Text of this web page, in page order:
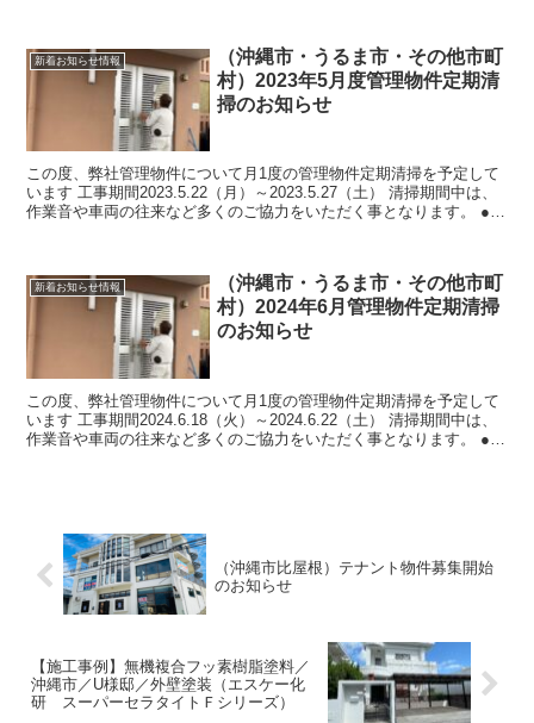
新着お知らせ情報
（沖縄市・うるま市・その他市町
村）2023年5月度管理物件定期清
掃のお知らせ
この度、弊社管理物件について月1度の管理物件定期清掃を予定して
います 工事期間2023.5.22（月）～2023.5.27（土） 清掃期間中は、
作業音や車両の往来など多くのご協力をいただく事となります。 ●対
新着お知らせ情報
（沖縄市・うるま市・その他市町
村）2024年6月管理物件定期清掃
のお知らせ
この度、弊社管理物件について月1度の管理物件定期清掃を予定して
います 工事期間2024.6.18（火）～2024.6.22（土） 清掃期間中は、
作業音や車両の往来など多くのご協力をいただく事となります。 ●対
（沖縄市比屋根）テナント物件募集開始
のお知らせ
【施工事例】無機複合フッ素樹脂塗料／
沖縄市／U様邸／外壁塗装（エスケー化
研 スーパーセラタイトＦシリーズ）